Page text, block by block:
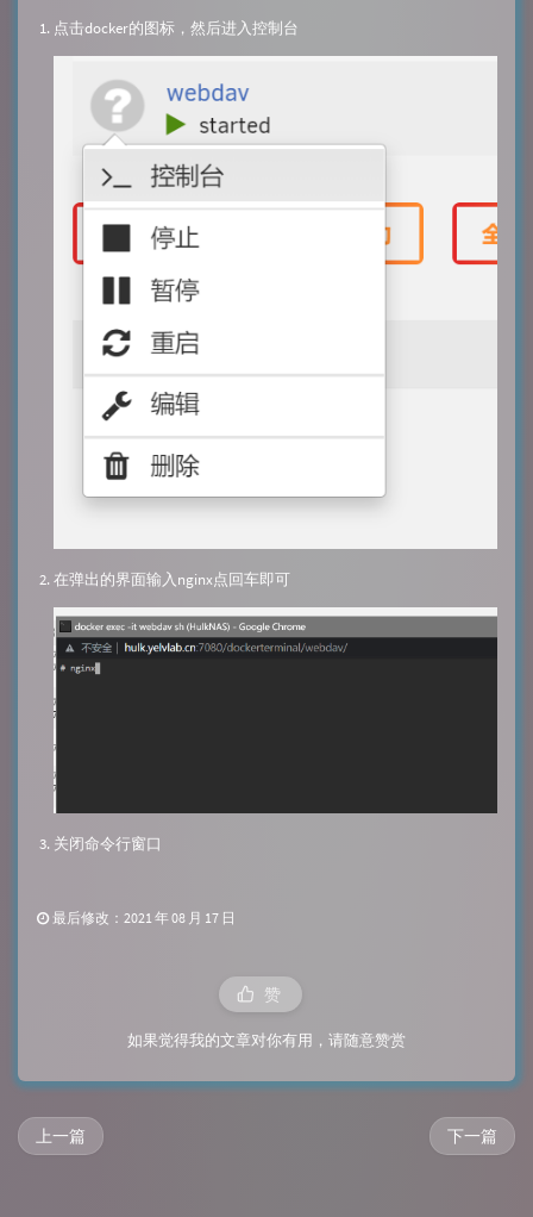
点击docker的图标，然后进入控制台
在弹出的界面输入nginx点回车即可
关闭命令行窗口
最后修改：2021 年 08 月 17 日
赞
如果觉得我的文章对你有用，请随意赞赏
下一篇
上一篇